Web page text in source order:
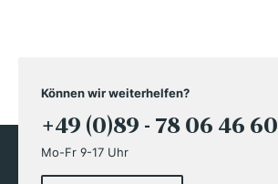
Können wir weiterhelfen?
+49 (0)89 - 78 06 46 60
Mo-Fr 9-17 Uhr